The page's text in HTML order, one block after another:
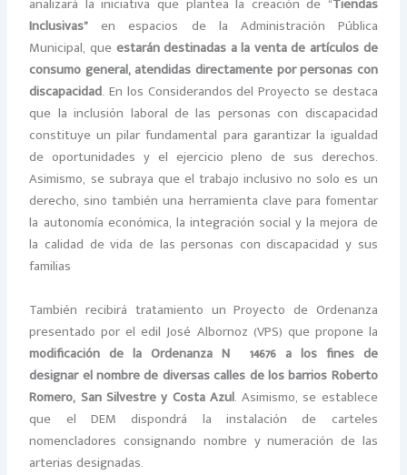
analizará la iniciativa que plantea la creación de “Tiendas
Inclusivas” en espacios de la Administración Pública
Municipal, que estarán destinadas a la venta de artículos de
consumo general, atendidas directamente por personas con
discapacidad. En los Considerandos del Proyecto se destaca
que la inclusión laboral de las personas con discapacidad
constituye un pilar fundamental para garantizar la igualdad
de oportunidades y el ejercicio pleno de sus derechos.
Asimismo, se subraya que el trabajo inclusivo no solo es un
derecho, sino también una herramienta clave para fomentar
la autonomía económica, la integración social y la mejora de
la calidad de vida de las personas con discapacidad y sus
familias
También recibirá tratamiento un Proyecto de Ordenanza
presentado por el edil José Albornoz (VPS) que propone la
modificación de la Ordenanza Nº 14676 a los fines de
designar el nombre de diversas calles de los barrios Roberto
Romero, San Silvestre y Costa Azul. Asimismo, se establece
que el DEM dispondrá la instalación de carteles
nomencladores consignando nombre y numeración de las
arterias designadas.